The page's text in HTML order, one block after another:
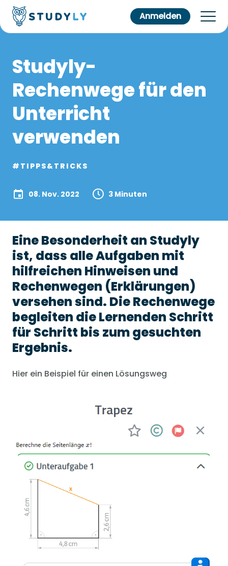
Anmelden
Studyly-
Rechenwege für den
Unterricht
verwenden
#TIPPS&TRICKS
08. Nov. 2022 3 Minuten
Eine Besonderheit an Studyly
ist, dass alle Aufgaben mit
hilfreichen Hinweisen und
Rechenwegen (Erklärungen)
versehen sind. Die Rechenwege
begleiten die Lernenden Schritt
für Schritt bis zum gesuchten
Ergebnis.
Hier ein Beispiel für einen Lösungsweg